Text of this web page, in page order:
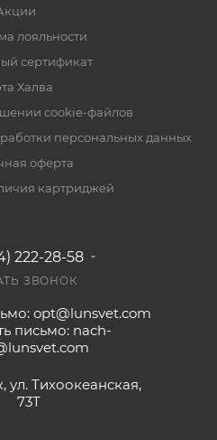
лояльности
сертификат
Халва
cookie-файлов
персональных данных
оферта
картриджей
222-28-58
ЗВОНОК
opt@lunsvet.com
письмо: nach-
ул. Тихоокеанская,
73Т